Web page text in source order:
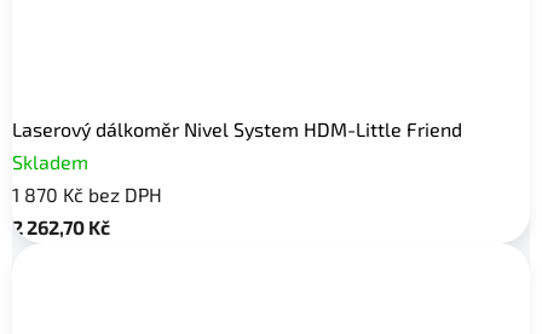
Laserový dálkoměr Nivel System HDM-Little Friend
Skladem
1 870 Kč bez DPH
2 262,70 Kč